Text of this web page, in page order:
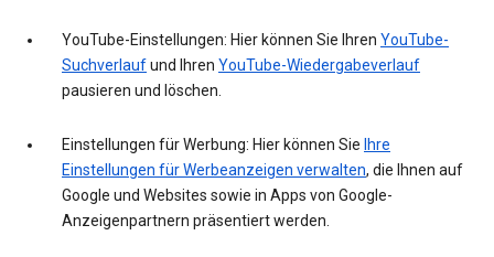
YouTube-Einstellungen: Hier können Sie Ihren YouTube-
Suchverlaufund Ihren YouTube-Wiedergabeverlauf
pausieren und löschen.
Einstellungen für Werbung: Hier können Sie Ihre
Einstellungen für Werbeanzeigen verwalten, die Ihnen auf
Google und Websites sowie in Apps von Google-
Anzeigenpartnern präsentiert werden.